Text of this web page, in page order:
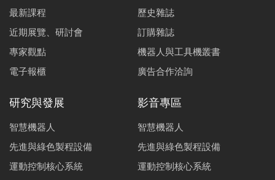
最新課程
近期展覽、研討會
專家觀點
電子報櫃
歷史雜誌
訂購雜誌
機器人與工具機叢書
廣告合作洽詢
研究與發展
智慧機器人
先進與綠色製程設備
運動控制核心系統
影音專區
智慧機器人
先進與綠色製程設備
運動控制核心系統